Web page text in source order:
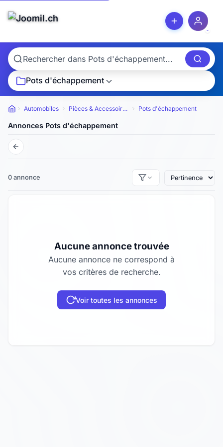
Pots d'échappement
Petites annonces
Automobiles Pièces & Accessoires Pots d'échappement
Annonces Pots d'échappement
0 annonce
Aucune annonce trouvée
Aucune annonce ne correspond à
vos critères de recherche.
Voir toutes les annonces